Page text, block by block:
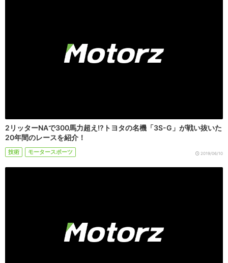
2リッターNAで300馬力超え!?トヨタの名機「3S-G」が戦い抜いた
20年間のレースを紹介！
技術 モータースポーツ 2019/06/10